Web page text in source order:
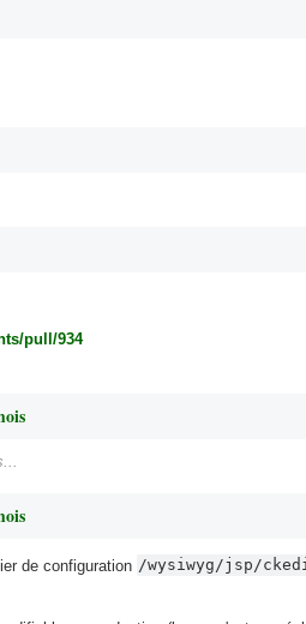
pull/934
de configuration /wysiwyg/jsp/